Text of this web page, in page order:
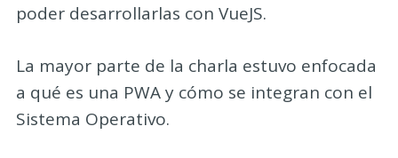
poder desarrollarlas con VueJS.
La mayor parte de la charla estuvo enfocada
a qué es una PWA y cómo se integran con el
Sistema Operativo.